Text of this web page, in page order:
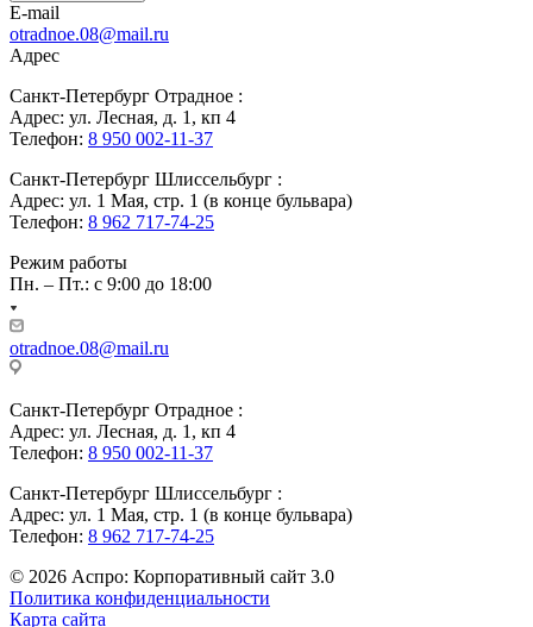
E-mail
otradnoe.08@mail.ru
Адрес
Санкт-Петербург Отрадное :
Адрес: ул. Лесная, д. 1, кп 4
Телефон: 8 950 002-11-37
Санкт-Петербург Шлиссельбург :
Адрес: ул. 1 Мая, стр. 1 (в конце бульвара)
Телефон: 8 962 717-74-25
Режим работы
Пн. – Пт.: с 9:00 до 18:00
otradnoe.08@mail.ru
Санкт-Петербург Отрадное :
Адрес: ул. Лесная, д. 1, кп 4
Телефон: 8 950 002-11-37
Санкт-Петербург Шлиссельбург :
Адрес: ул. 1 Мая, стр. 1 (в конце бульвара)
Телефон: 8 962 717-74-25
© 2026 Аспро: Корпоративный сайт 3.0
Политика конфиденциальности
Карта сайта